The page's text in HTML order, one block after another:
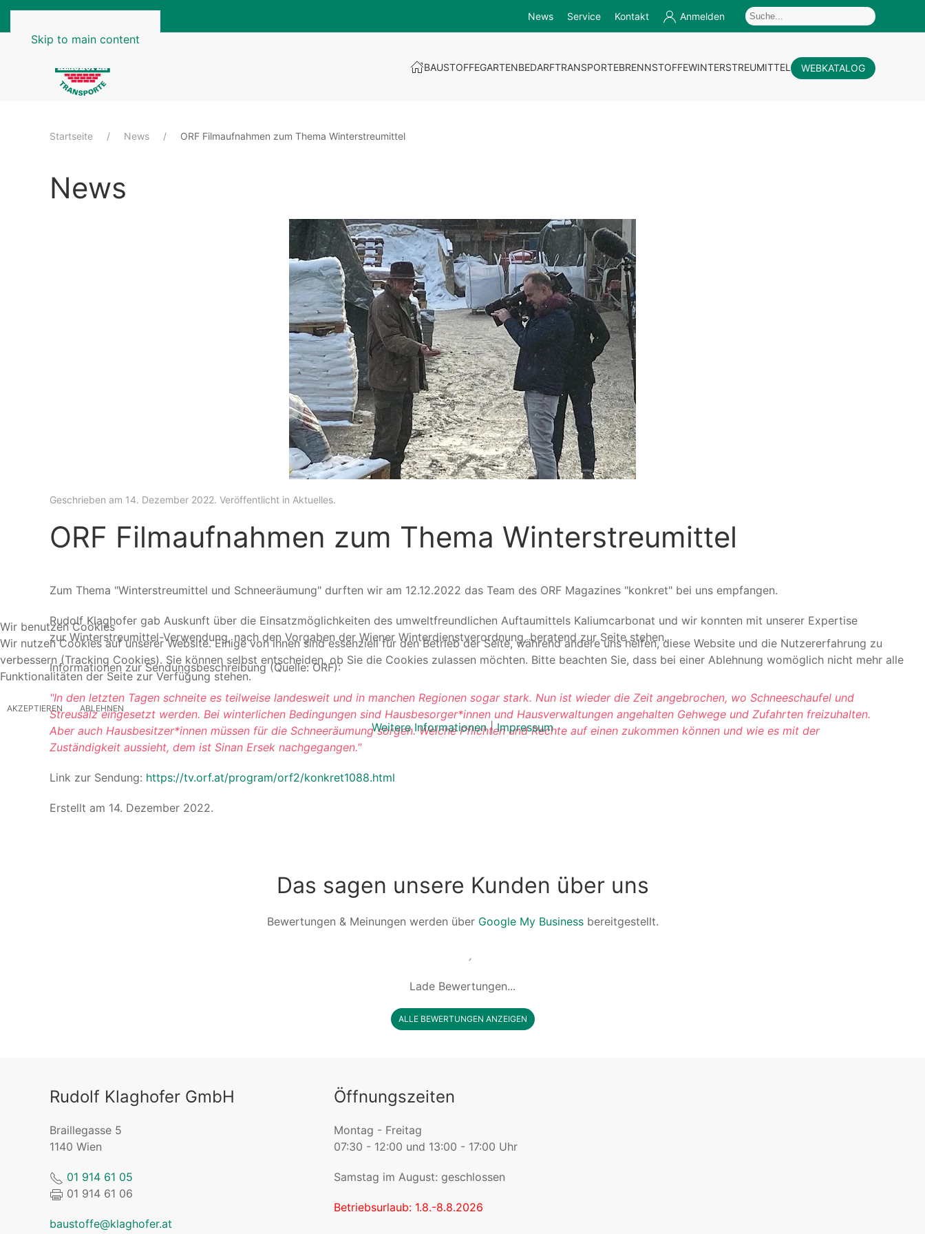
Skip to main content
News Service Kontakt Anmelden
BAUSTOFFEGARTENBEDARFTRANSPORTEBRENNSTOFFEWINTERSTREUMITTEL WEBKATALOG
Startseite News ORF Filmaufnahmen zum Thema Winterstreumittel
News
Geschrieben am 14. Dezember 2022. Veröffentlicht in Aktuelles.
ORF Filmaufnahmen zum Thema Winterstreumittel
Zum Thema "Winterstreumittel und Schneeräumung" durften wir am 12.12.2022 das Team des ORF Magazines "konkret" bei uns empfangen.
Rudolf Klaghofer gab Auskunft über die Einsatzmöglichkeiten des umweltfreundlichen Auftaumittels Kaliumcarbonat und wir konnten mit unserer Expertise
zur Winterstreumittel-Verwendung, nach den Vorgaben der Wiener Winterdienstverordnung, beratend zur Seite stehen.
Informationen zur Sendungsbeschreibung (Quelle: ORF):
"In den letzten Tagen schneite es teilweise landesweit und in manchen Regionen sogar stark. Nun ist wieder die Zeit angebrochen, wo Schneeschaufel und
Streusalz eingesetzt werden. Bei winterlichen Bedingungen sind Hausbesorger*innen und Hausverwaltungen angehalten Gehwege und Zufahrten freizuhalten.
Aber auch Hausbesitzer*innen müssen für die Schneeräumung sorgen. Welche Pflichten und Rechte auf einen zukommen können und wie es mit der
Zuständigkeit aussieht, dem ist Sinan Ersek nachgegangen."
Link zur Sendung: https://tv.orf.at/program/orf2/konkret1088.html
Erstellt am 14. Dezember 2022.
Das sagen unsere Kunden über uns
Bewertungen & Meinungen werden über Google My Businessbereitgestellt.
Lade Bewertungen...
ALLE BEWERTUNGEN ANZEIGEN
Rudolf Klaghofer GmbH
Braillegasse 5
1140 Wien
01 914 61 05
01 914 61 06
baustoffe@klaghofer.at
Öffnungszeiten
Montag - Freitag
07:30 - 12:00 und 13:00 - 17:00 Uhr
Samstag im August: geschlossen
Betriebsurlaub: 1.8.-8.8.2026
Wir benutzen Cookies
Wir nutzen Cookies auf unserer Website. Einige von ihnen sind essenziell für den Betrieb der Seite, während andere uns helfen, diese Website und die Nutzererfahrung zu
verbessern (Tracking Cookies). Sie können selbst entscheiden, ob Sie die Cookies zulassen möchten. Bitte beachten Sie, dass bei einer Ablehnung womöglich nicht mehr alle
Funktionalitäten der Seite zur Verfügung stehen.
AKZEPTIEREN ABLEHNEN
Weitere Informationen|Impressum